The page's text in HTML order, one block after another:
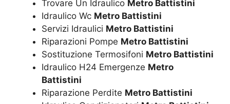
Trovare Un Idraulico Metro Battistini
Idraulico Wc Metro Battistini
Servizi Idraulici Metro Battistini
Riparazioni Pompe Metro Battistini
Sostituzione Termosifoni Metro Battistini
Idraulico H24 Emergenze Metro
Battistini
Riparazione Perdite Metro Battistini